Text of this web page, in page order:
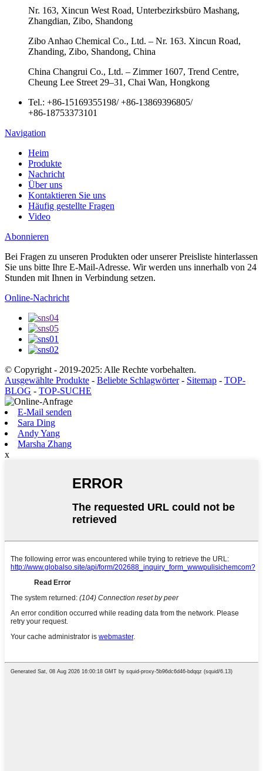
Nr. 163, Xincun West Road, Unterbezirksbüro Mashang,
Zhangdian, Zibo, Shandong
Zibo Anhao Chemical Co., Ltd. – Nr. 163. Xincun Road,
Zhanding, Zibo, Shandong, China
China Changrui Co., Ltd. – Zimmer 1607, Trend Centre,
Cheung Lee Street 29–31, Chai Wan, Hongkong
Tel.: +86-15169355198/+86-13869396805/
+86-18753373101
Navigation
Heim
Produkte
Nachricht
Über uns
Kontaktieren Sie uns
Häufig gestellte Fragen
Video
Abonnieren
Bei Fragen zu unseren Produkten oder unserer Preisliste hinterlassen
Sie uns bitte Ihre E-Mail-Adresse. Wir werden uns innerhalb von 24
Stunden mit Ihnen in Verbindung setzen.
Online-Nachricht
© Copyright - 2019-2025: Alle Rechte vorbehalten.
Ausgewählte Produkte - Beliebte Schlagwörter- Sitemap - TOP-
BLOG - TOP-SUCHE
E-Mail senden
Sara Ding
Andy Yang
Marsha Zhang
x